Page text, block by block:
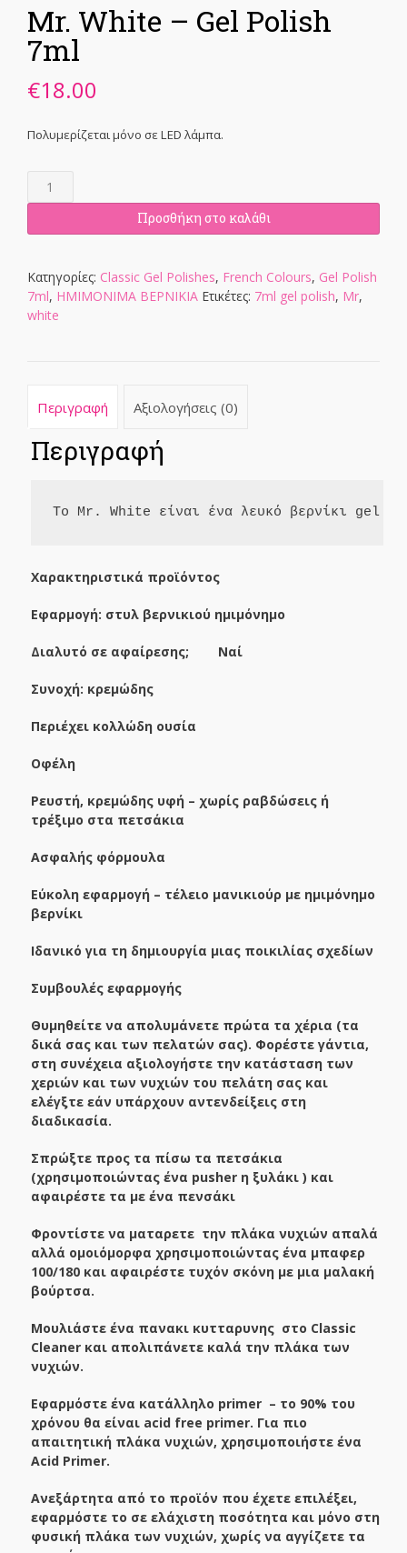
Mr. White – Gel Polish
7ml
€18.00
Πολυμερίζεται μόνο σε LED λάμπα.
White
Gel
7ml
ποσότητα
Προσθήκη στο καλάθι
Κατηγορίες: Classic Gel Polishes, French Colours, Gel Polish
7ml, ΗΜΙΜΟΝΙΜΑ ΒΕΡΝΙΚΙΑ Ετικέτες: 7ml gel polish, Mr,
white
Περιγραφή Αξιολογήσεις (0)
Περιγραφή
Το Mr. White είναι ένα λευκό βερνίκι gel με
Χαρακτηριστικά προϊόντος
Εφαρμογή: στυλ βερνικιού ημιμόνημο
Διαλυτό σε αφαίρεσης; Ναί
Συνοχή: κρεμώδης
Περιέχει κολλώδη ουσία
Οφέλη
Ρευστή, κρεμώδης υφή – χωρίς ραβδώσεις ή
τρέξιμο στα πετσάκια
Ασφαλής φόρμουλα
Εύκολη εφαρμογή – τέλειο μανικιούρ με ημιμόνημο
βερνίκι
Ιδανικό για τη δημιουργία μιας ποικιλίας σχεδίων
Συμβουλές εφαρμογής
Θυμηθείτε να απολυμάνετε πρώτα τα χέρια (τα
δικά σας και των πελατών σας). Φορέστε γάντια,
στη συνέχεια αξιολογήστε την κατάσταση των
χεριών και των νυχιών του πελάτη σας και
ελέγξτε εάν υπάρχουν αντενδείξεις στη
διαδικασία.
Σπρώξτε προς τα πίσω τα πετσάκια
(χρησιμοποιώντας ένα pusher η ξυλάκι ) και
αφαιρέστε τα με ένα πενσάκι
Φροντίστε να ματαρετε την πλάκα νυχιών απαλά
αλλά ομοιόμορφα χρησιμοποιώντας ένα μπαφερ
100/180 και αφαιρέστε τυχόν σκόνη με μια μαλακή
βούρτσα.
Μουλιάστε ένα πανακι κυτταρυνης στο Classic
Cleaner και απολιπάνετε καλά την πλάκα των
νυχιών.
Εφαρμόστε ένα κατάλληλο primer– το 90% του
χρόνου θα είναι acid free primer. Για πιο
απαιτητική πλάκα νυχιών, χρησιμοποιήστε ένα
Acid Primer.
Ανεξάρτητα από το προϊόν που έχετε επιλέξει,
εφαρμόστε το σε ελάχιστη ποσότητα και μόνο στη
φυσική πλάκα των νυχιών, χωρίς να αγγίζετε τα